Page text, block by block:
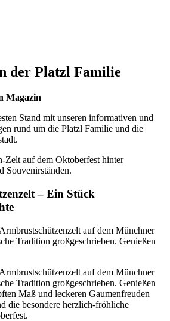
der Platzl Familie
Magazin
Stand mit unseren informativen und
rund um die Platzl Familie und die
– Ein Stück
auf dem Münchner
Tradition großgeschrieben. Genießen
auf dem Münchner
Tradition großgeschrieben. Genießen
Maß und leckeren Gaumenfreuden
die besondere herzlich-fröhliche